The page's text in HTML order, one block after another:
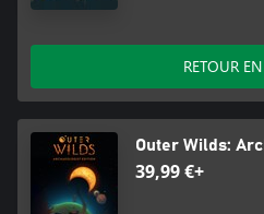
RETOUR
Outer Wilds:
39,99 €+